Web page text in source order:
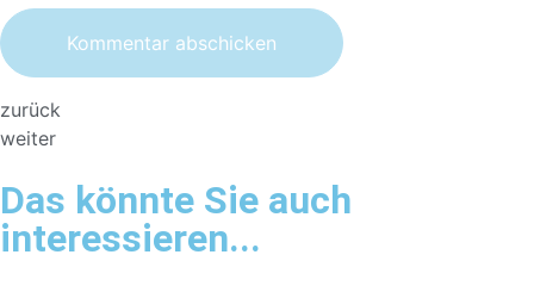
zurück
weiter
Das könnte Sie auch
interessieren...